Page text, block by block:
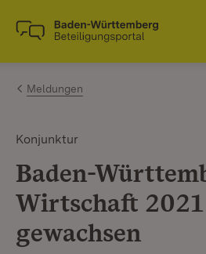
Zum Inhalt springen
Link zur Startseite
Meldungen
Konjunktur
Baden-
Wirtschaft
gewachsen